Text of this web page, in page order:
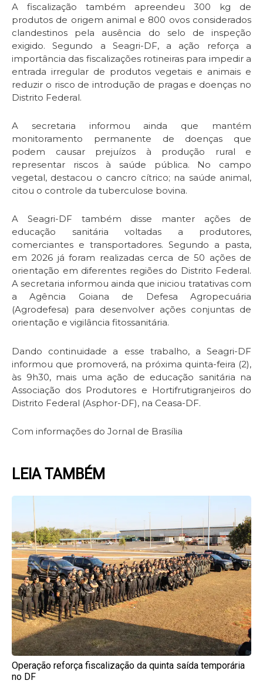
A fiscalização também apreendeu 300 kg de
produtos de origem animal e 800 ovos considerados
clandestinos pela ausência do selo de inspeção
exigido. Segundo a Seagri-DF, a ação reforça a
importância das fiscalizações rotineiras para impedir a
entrada irregular de produtos vegetais e animais e
reduzir o risco de introdução de pragas e doenças no
Distrito Federal.
A secretaria informou ainda que mantém
monitoramento permanente de doenças que
podem causar prejuízos à produção rural e
representar riscos à saúde pública. No campo
vegetal, destacou o cancro cítrico; na saúde animal,
citou o controle da tuberculose bovina.
A Seagri-DF também disse manter ações de
educação sanitária voltadas a produtores,
comerciantes e transportadores. Segundo a pasta,
em 2026 já foram realizadas cerca de 50 ações de
orientação em diferentes regiões do Distrito Federal.
A secretaria informou ainda que iniciou tratativas com
a Agência Goiana de Defesa Agropecuária
(Agrodefesa) para desenvolver ações conjuntas de
orientação e vigilância fitossanitária.
Dando continuidade a esse trabalho, a Seagri-DF
informou que promoverá, na próxima quinta-feira (2),
às 9h30, mais uma ação de educação sanitária na
Associação dos Produtores e Hortifrutigranjeiros do
Distrito Federal (Asphor-DF), na Ceasa-DF.
Com informações do Jornal de Brasília
LEIA TAMBÉM
Operação reforça fiscalização da quinta saída temporária
no DF